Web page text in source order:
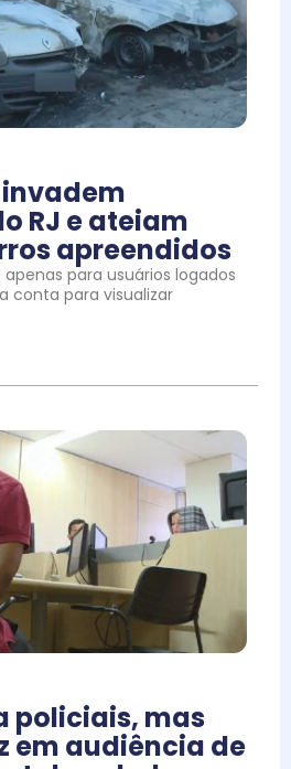
RJ e ateiam
apreendidos
para usuários logados
conta para visualizar
policiais, mas
em audiência de